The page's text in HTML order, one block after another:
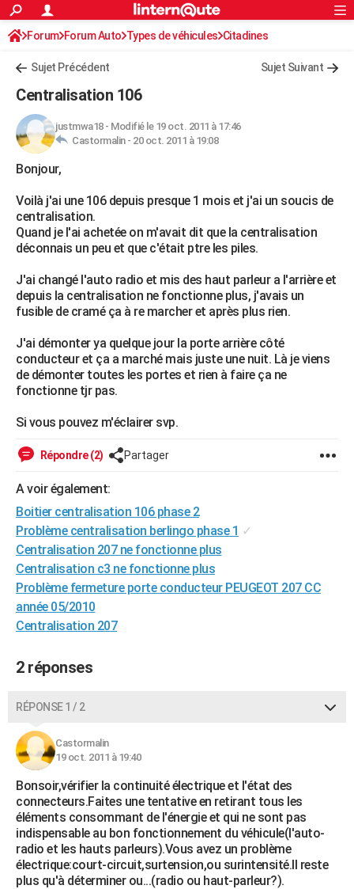
ACTUALITÉS
Politique
Société
Faits Divers
Education
Monde
Villes
+
FINANCE
Retraite
Impôts
Epargne
Immobilier
Risques naturels par ville
Banque
Assurance
Crédit
AUTO
Essais
Réserver un essai
Citadines
Berlines
SUV
Forum auto
+HIGH-TECH
Mobiles
Meilleur smartphone
Internet
Ordinateurs
Jeux vidéo
Guide high-tech
BRICOLAGE
Forum
Aménagement intérieur
Extérieur
Cuisine
Salle de bains
Jardinage
Rangement
WEEK-END
Guides de France
Escapades
Patrimoine
Expositions
Musées
Week-end nature
LIFESTYLE
Art de vivre
Bien-être
Loisirs
Mode
Modes de vie
SANTE
Alimentation
Guide de la santé
Maladies
Médicaments
Sommeil
VOYAGE
Destinations
City break
Voyage nature
Voyage de noces
Forum
Climat
+PHOTO
Carte de Noël
Carte Bonne année
Carte Saint-Valentin
Carte Pâques
Carte d'anniversaire
Dictionnaire
Biographies
Citations
Expressions
Proverbes
PROGRAMME TV
COPAINS D'AVANT
S'inscrire
Se connecter
Lycées
Collèges
Primaires
Universités
Entreprises
Service militaire
Avis de recherche
FORUM
Bricolage
Lifestyle
Culture
SportAuto
Television
Voyage
Cinema
S'inscrire
Connexion
Forum Forum Auto Types de véhicules Citadines
Sujet Précédent Sujet Suivant
Centralisation 106
justmwa18- Modifié le 19 oct. 2011 à 17:46
Castormalin - 20 oct. 2011 à 19:08
Bonjour,
Voilà j'ai une 106 depuis presque 1 mois et j'ai un soucis de
centralisation.
Quand je l'ai achetée on m'avait dit que la centralisation
déconnais un peu et que c'était ptre les piles.
J'ai changé l'auto radio et mis des haut parleur a l'arrière et
depuis la centralisation ne fonctionne plus, j'avais un
fusible de cramé ça à re marcher et après plus rien.
J'ai démonter ya quelque jour la porte arrière côté
conducteur et ça a marché mais juste une nuit. Là je viens
de démonter toutes les portes et rien à faire ça ne
fonctionne tjr pas.
Si vous pouvez m'éclairer svp.
Répondre (2) Partager
A voir également:
Boitier centralisation 106 phase 2
Problème centralisation berlingo phase 1 ✓
Centralisation 207 ne fonctionne plus
Centralisation c3 ne fonctionne plus
Problème fermeture porte conducteur PEUGEOT 207 CC
année 05/2010
Centralisation 207
2 réponses
RÉPONSE 1 / 2
Castormalin
19 oct. 2011 à 19:40
Bonsoir,vérifier la continuité électrique et l'état des
connecteurs.Faites une tentative en retirant tous les
éléments consommant de l'énergie et qui ne sont pas
indispensable au bon fonctionnement du véhicule(l'auto-
radio et les hauts parleurs).Vous avez un problème
électrique:court-circuit,surtension,ou surintensité.Il reste
plus qu'à déterminer ou...(radio ou haut-parleur?).